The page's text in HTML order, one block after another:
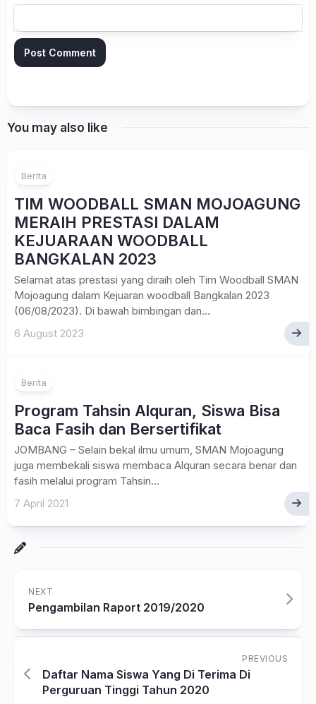
You may also like
Berita
TIM WOODBALL SMAN MOJOAGUNG
MERAIH PRESTASI DALAM
KEJUARAAN WOODBALL
BANGKALAN 2023
Selamat atas prestasi yang diraih oleh Tim Woodball SMAN
Mojoagung dalam Kejuaran woodball Bangkalan 2023
(06/08/2023). Di bawah bimbingan dan...
6 August 2023
Berita
Program Tahsin Alquran, Siswa Bisa
Baca Fasih dan Bersertifikat
JOMBANG – Selain bekal ilmu umum, SMAN Mojoagung
juga membekali siswa membaca Alquran secara benar dan
fasih melalui program Tahsin...
7 April 2021
NEXT
Pengambilan Raport 2019/2020
PREVIOUS
Daftar Nama Siswa Yang Di Terima Di
Perguruan Tinggi Tahun 2020